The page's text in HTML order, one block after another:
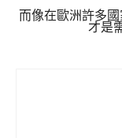
而像在歐洲許多
才是